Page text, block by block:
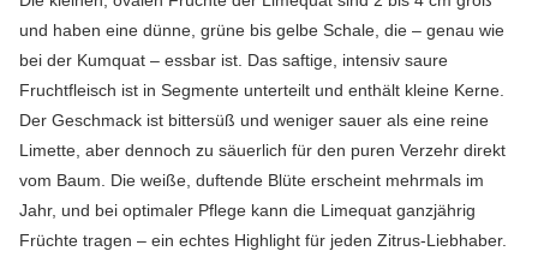
und haben eine dünne, grüne bis gelbe Schale, die – genau wie
bei der Kumquat – essbar ist. Das saftige, intensiv saure
Fruchtfleisch ist in Segmente unterteilt und enthält kleine Kerne.
Der Geschmack ist bittersüß und weniger sauer als eine reine
Limette, aber dennoch zu säuerlich für den puren Verzehr direkt
vom Baum. Die weiße, duftende Blüte erscheint mehrmals im
Jahr, und bei optimaler Pflege kann die Limequat ganzjährig
Früchte tragen – ein echtes Highlight für jeden Zitrus-Liebhaber.